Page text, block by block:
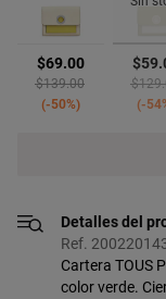
$69.00
Price reduced from
$139.00to
-50%
Price
-
Detalles del
Ref.
Cartera TOUS
color verde.